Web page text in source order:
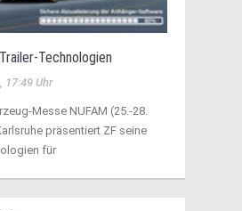
Technologien
17:49 Uhr
Messe NUFAM (25.-28.
präsentiert ZF seine
für